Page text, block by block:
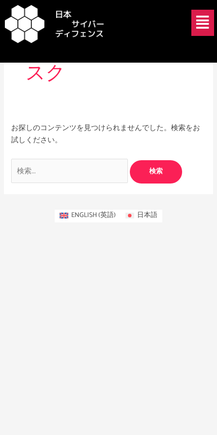
容
を
ッ
メ
ニ
ュ
ランサムウェアリ
スク
お探しのコンテンツを見つけられませんでした。検索をお
試しください。
検
索
対
象:
ENGLISH(英語) 日本語